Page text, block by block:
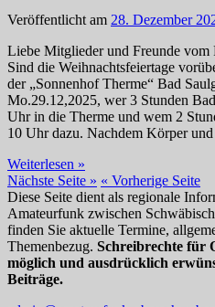
Veröffentlicht am 28. Dezember
Liebe Mitglieder und Freunde
Sind die Weihnachtsfeiertage
der „Sonnenhof Therme“ Bad
Mo.29.12,2025, wer 3 Stunden
Uhr in die Therme und wem 2
10 Uhr dazu. Nachdem Körper
Weiterlesen »
aktuell
Badespass
zum
Jahresende
Nächste Seite » « Vorherige Seite
Diese Seite dient als regionale
Amateurfunk zwischen
finden Sie aktuelle Termine,
Themenbezug. Schreibrechte für
möglich und ausdrücklich
Beiträge.